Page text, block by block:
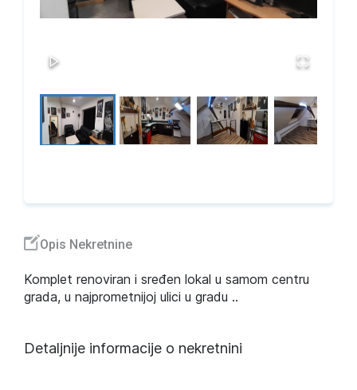
Opis Nekretnine
Komplet renoviran i sređen lokal u samom centru
grada, u najprometnijoj ulici u gradu ..
Detaljnije informacije o nekretnini